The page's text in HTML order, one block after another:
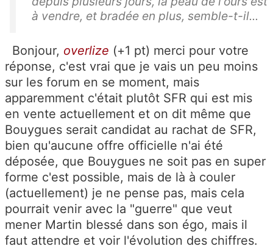
à vendre, et bradée en plus, semble-t-il...
Bonjour, overlize (+1 pt) merci pour votre
réponse, c'est vrai que je vais un peu moins
sur les forum en se moment, mais
apparemment c'était plutôt SFR qui est mis
en vente actuellement et on dit même que
Bouygues serait candidat au rachat de SFR,
bien qu'aucune offre officielle n'ai été
déposée, que Bouygues ne soit pas en super
forme c'est possible, mais de là à couler
(actuellement) je ne pense pas, mais cela
pourrait venir avec la "guerre" que veut
mener Martin blessé dans son égo, mais il
faut attendre et voir l'évolution des chiffres.